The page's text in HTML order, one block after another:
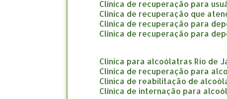
clínica de recuperação para
clínica de recuperação que
clínica de recuperação para
clínica de recuperação para
clínica para alcoólatras Rio de
clínica de recuperação para
clínica de reabilitação de
clínica de internação para